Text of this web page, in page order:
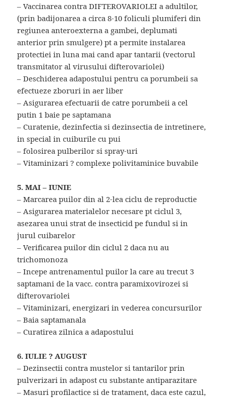
– Vaccinarea contra DIFTEROVARIOLEI a adultilor,
(prin badijonarea a circa 8-10 foliculi plumiferi din
regiunea anteroexterna a gambei, deplumati
anterior prin smulgere) pt a permite instalarea
protectiei in luna mai cand apar tantarii (vectorul
transmitator al virusului difterovariolei)
– Deschiderea adapostului pentru ca porumbeii sa
efectueze zboruri in aer liber
– Asigurarea efectuarii de catre porumbeii a cel
putin 1 baie pe saptamana
– Curatenie, dezinfectia si dezinsectia de intretinere,
in special in cuiburile cu pui
– folosirea pulberilor si spray-uri
– Vitaminizari ? complexe polivitaminice buvabile
5. MAI – IUNIE
– Marcarea puilor din al 2-lea ciclu de reproductie
– Asigurarea materialelor necesare pt ciclul 3,
asezarea unui strat de insecticid pe fundul si in
jurul cuibarelor
– Verificarea puilor din ciclul 2 daca nu au
trichomonoza
– Incepe antrenamentul puilor la care au trecut 3
saptamani de la vacc. contra paramixovirozei si
difterovariolei
– Vitaminizari, energizari in vederea concursurilor
– Baia saptamanala
– Curatirea zilnica a adapostului
6. IULIE ? AUGUST
– Dezinsectii contra mustelor si tantarilor prin
pulverizari in adapost cu substante antiparazitare
– Masuri profilactice si de tratament, daca este cazul,